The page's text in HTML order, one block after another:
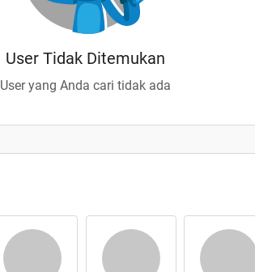
User Tidak Ditemukan
User yang Anda cari tidak ada